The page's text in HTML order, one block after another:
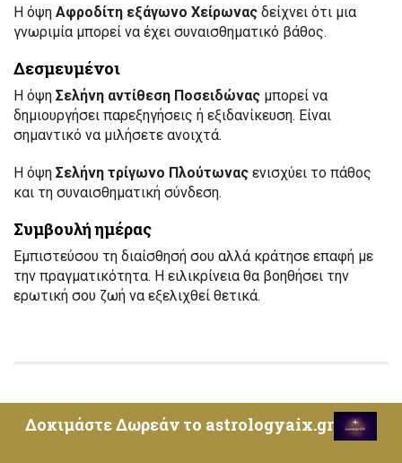
Η όψη Αφροδίτη εξάγωνο Χείρωνας δείχνει ότι μια
γνωριμία μπορεί να έχει συναισθηματικό βάθος.
Δεσμευμένοι
Η όψη Σελήνη αντίθεση Ποσειδώνας μπορεί να
δημιουργήσει παρεξηγήσεις ή εξιδανίκευση. Είναι
σημαντικό να μιλήσετε ανοιχτά.
Η όψη Σελήνη τρίγωνο Πλούτωνας ενισχύει το πάθος
και τη συναισθηματική σύνδεση.
Συμβουλή ημέρας
Εμπιστεύσου τη διαίσθησή σου αλλά κράτησε επαφή με
την πραγματικότητα. Η ειλικρίνεια θα βοηθήσει την
ερωτική σου ζωή να εξελιχθεί θετικά.
Δοκιμάστε Δωρεάν το astrologyaix.gr